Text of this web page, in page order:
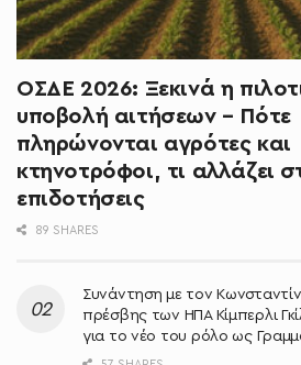
ΟΣΔΕ 2026: Ξεκινά η
υποβολή αιτήσεων – Πότε
πληρώνονται αγρότες και
κτηνοτρόφοι, τι αλλάζει
επιδοτήσεις
89 SHARES
Συνάντηση με τον
πρέσβης των ΗΠΑ Κίμπερλι
για το νέο του ρόλο ως